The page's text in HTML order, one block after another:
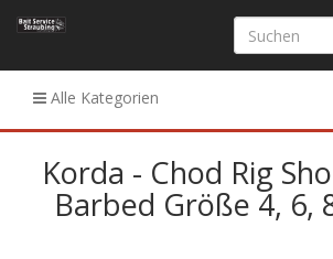
Alle Kategorien
Korda - Chod Rig
Barbed Größe 4, 6,